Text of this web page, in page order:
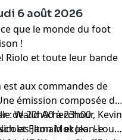
6 août 2026
que le monde du foot
!
Riolo et toute leur bande
aux commandes de
émission composée de
: Walid Acherchour, Kevin
et Elton Mokolo. Le
de 20h00 à 23h00
Jamain et Jean-Louis